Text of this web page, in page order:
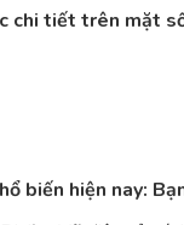
chi tiết trên mặt
biến hiện nay: